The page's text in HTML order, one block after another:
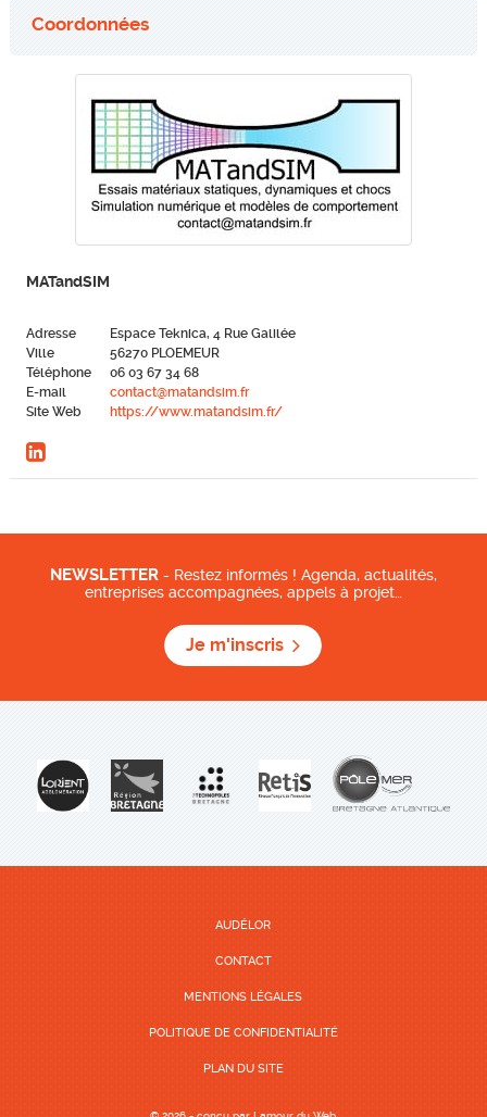
Coordonnées
MATandSIM
Adresse
Espace Teknica, 4 Rue Galilée
Ville
56270 PLOEMEUR
Téléphone
06 03 67 34 68
E-mail
contact@matandsim.fr
Site Web
https://www.matandsim.fr/
NEWSLETTER - Restez informés ! Agenda, actualités,
entreprises accompagnées, appels à projet…
Je m'inscris
AUDÉLOR
CONTACT
MENTIONS LÉGALES
POLITIQUE DE CONFIDENTIALITÉ
PLAN DU SITE